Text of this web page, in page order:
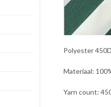
Polyester
Materiaal:
Yarn count: